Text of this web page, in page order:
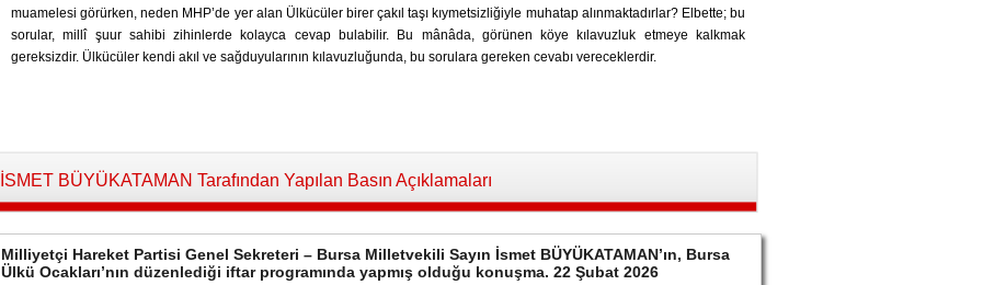
muamelesi görürken, neden MHP’de yer alan Ülkücüler birer çakıl taşı kıymetsizliğiyle muhatap alınmaktadırlar? Elbette; bu
sorular, millî şuur sahibi zihinlerde kolayca cevap bulabilir. Bu mânâda, görünen köye kılavuzluk etmeye kalkmak
gereksizdir. Ülkücüler kendi akıl ve sağduyularının kılavuzluğunda, bu sorulara gereken cevabı vereceklerdir.
İSMET BÜYÜKATAMAN Tarafından Yapılan Basın Açıklamaları
Milliyetçi Hareket Partisi Genel Sekreteri – Bursa Milletvekili Sayın İsmet BÜYÜKATAMAN’ın, Bursa
Ülkü Ocakları’nın düzenlediği iftar programında yapmış olduğu konuşma. 22 Şubat 2026